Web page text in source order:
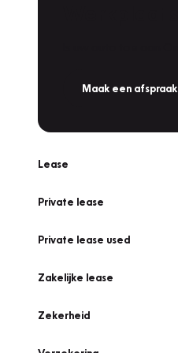
Maak een afspraak
Lease
Private lease
Private lease used
Zakelijke lease
Zekerheid